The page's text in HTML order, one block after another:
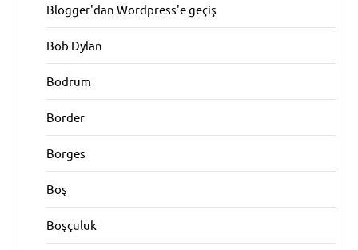
Blogger'dan Wordpress'e geçiş
Bob Dylan
Bodrum
Border
Borges
Boş
Boşçuluk